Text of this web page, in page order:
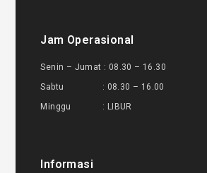
Jam Operasional
Senin – Jumat : 08.30 – 16.30
Sabtu : 08.30 – 16.00
Minggu : LIBUR
Informasi